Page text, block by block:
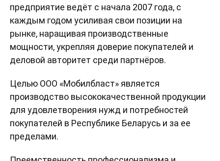
предприятие ведёт с начала 2007 года, с
каждым годом усиливая свои позиции на
рынке, наращивая производственные
мощности, укрепляя доверие покупателей и
деловой авторитет среди партнёров.
Целью ООО «Мобилбласт» является
производство высококачественной продукции
для удовлетворения нужд и потребностей
покупателей в Республике Беларусь и за ее
пределами.